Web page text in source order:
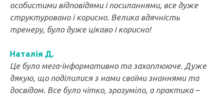
особистими відповідями і посиланнями, все дуже
структуровано і корисно. Велика вдячність
тренеру, було дуже цікаво і корисно!
Наталія Д.
Це було мега-інформативно та захоплююче. Дуже
дякую, що поділилися з нами своїми знаннями та
досвідом. Все було чітко, зрозуміло, а практика –